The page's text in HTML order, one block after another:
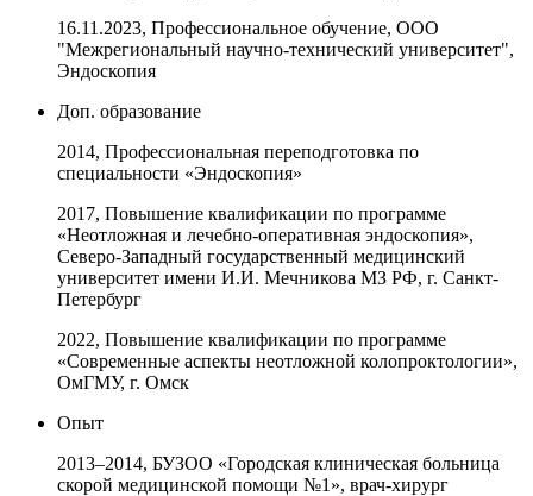
16.11.2023, Профессиональное обучение, ООО
"Межрегиональный научно-технический университет",
Эндоскопия
Доп. образование
2014, Профессиональная переподготовка по
специальности «Эндоскопия»
2017, Повышение квалификации по программе
«Неотложная и лечебно-оперативная эндоскопия»,
Северо-Западный государственный медицинский
университет имени И.И. Мечникова МЗ РФ, г. Санкт-
Петербург
2022, Повышение квалификации по программе
«Современные аспекты неотложной колопроктологии»,
ОмГМУ, г. Омск
Опыт
2013–2014, БУЗОО «Городская клиническая больница
скорой медицинской помощи №1», врач-хирург